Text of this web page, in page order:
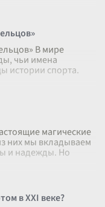
В мире
чьи имена
истории спорта.
магические
них мы вкладываем
и надежды. Но
в XXI веке?